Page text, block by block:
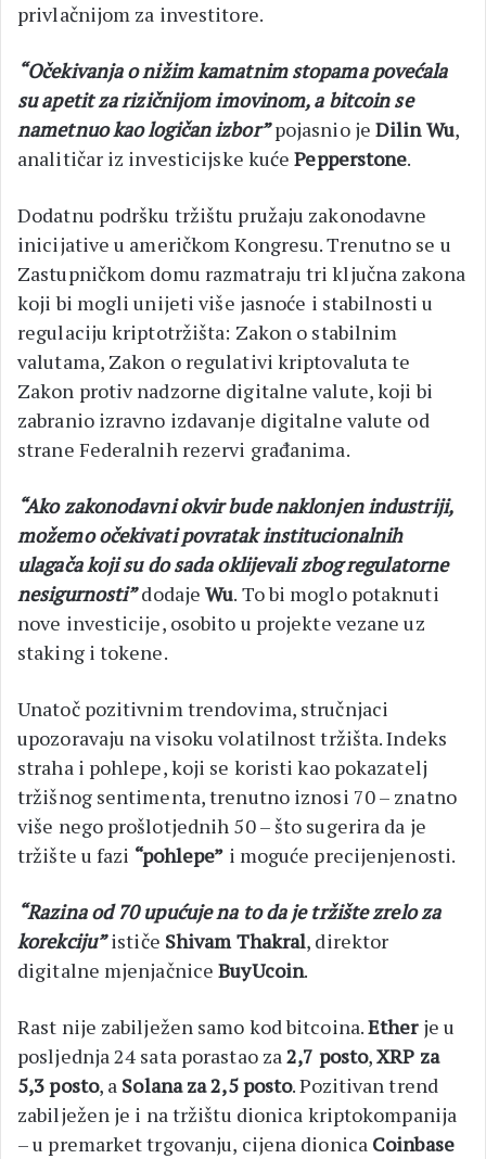
privlačnijom za investitore.
“Očekivanja o nižim kamatnim stopama povećala
su apetit za rizičnijom imovinom, a bitcoin se
nametnuo kao logičan izbor”pojasnio jeDilin Wu,
analitičar iz investicijske kućePepperstone.
Dodatnu podršku tržištu pružaju zakonodavne
inicijative u američkom Kongresu. Trenutno se u
Zastupničkom domu razmatraju tri ključna zakona
koji bi mogli unijeti više jasnoće i stabilnosti u
regulaciju kriptotržišta: Zakon o stabilnim
valutama, Zakon o regulativi kriptovaluta te
Zakon protiv nadzorne digitalne valute, koji bi
zabranio izravno izdavanje digitalne valute od
strane Federalnih rezervi građanima.
“Ako zakonodavni okvir bude naklonjen industriji,
možemo očekivati povratak institucionalnih
ulagača koji su do sada oklijevali zbog regulatorne
nesigurnosti”dodajeWu. To bi moglo potaknuti
nove investicije, osobito u projekte vezane uz
staking i tokene.
Unatoč pozitivnim trendovima, stručnjaci
upozoravaju na visoku volatilnost tržišta. Indeks
straha i pohlepe, koji se koristi kao pokazatelj
tržišnog sentimenta, trenutno iznosi 70 – znatno
više nego prošlotjednih 50 – što sugerira da je
tržište u fazi “pohlepe” i moguće precijenjenosti.
“Razina od 70 upućuje na to da je tržište zrelo za
korekciju”ističe Shivam Thakral, direktor
digitalne mjenjačnice BuyUcoin.
Rast nije zabilježen samo kod bitcoina.Etherje u
posljednja 24 sata porastao za2,7 posto,XRP za
5,3 posto, a Solana za 2,5 posto. Pozitivan trend
zabilježen je i na tržištu dionica kriptokompanija
– u premarket trgovanju, cijena dionica Coinbase